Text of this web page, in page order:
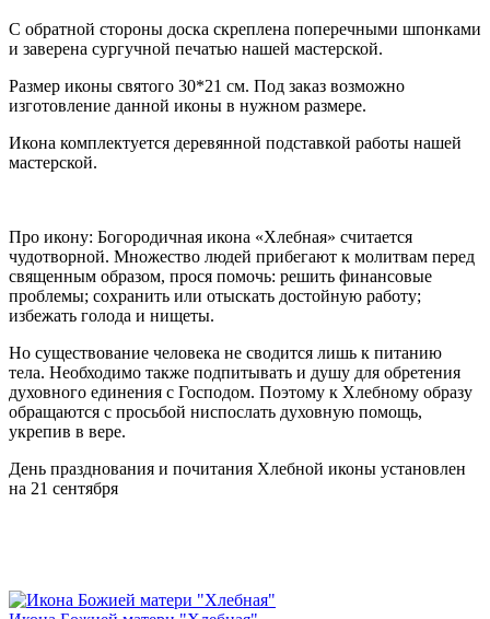
С обратной стороны доска скреплена поперечными шпонками
и заверена сургучной печатью нашей мастерской.
Размер иконы святого 30*21 см. Под заказ возможно
изготовление данной иконы в нужном размере.
Икона комплектуется деревянной подставкой работы нашей
мастерской.
Про икону: Богородичная икона «Хлебная» считается
чудотворной. Множество людей прибегают к молитвам перед
священным образом, прося помочь: решить финансовые
проблемы; сохранить или отыскать достойную работу;
избежать голода и нищеты.
Но существование человека не сводится лишь к питанию
тела. Необходимо также подпитывать и душу для обретения
духовного единения с Господом. Поэтому к Хлебному образу
обращаются с просьбой ниспослать духовную помощь,
укрепив в вере.
День празднования и почитания Хлебной иконы установлен
на 21 сентября